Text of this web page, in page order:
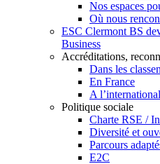
Nos espaces
Où nous
ESC Clermont BS
Business
Accréditations,
Dans les
En France
A l’international
Politique sociale
Charte RSE /
Diversité et
Parcours
E2C